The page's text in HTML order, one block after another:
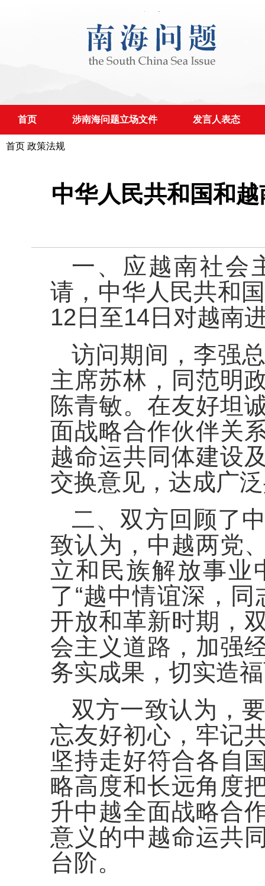
首页 涉南海问题立场文件 发言人表态
首页 政策法规
中华人民共和国和
一、应越南社会
请，中华人民共和
12日至14日对越南
访问期间，李强
主席苏林，同范明
陈青敏。在友好坦
面战略合作伙伴关
越命运共同体建设
交换意见，达成广
二、双方回顾了
致认为，中越两党
立和民族解放事业
了“越中情谊深，
开放和革新时期，
会主义道路，加强
务实成果，切实造
双方一致认为，
忘友好初心，牢记
坚持走好符合各自
略高度和长远角度
升中越全面战略合
意义的中越命运共
台阶。